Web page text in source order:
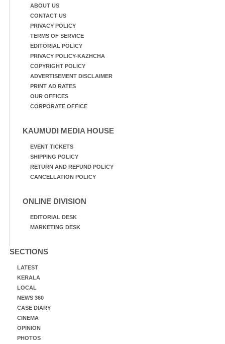
ABOUT US
CONTACT US
PRIVACY POLICY
TERMS OF SERVICE
EDITORIAL POLICY
PRIVACY POLICY-KAZHCHA
COPYRIGHT POLICY
ADVERTISEMENT DISCLAIMER
PRINT AD RATES
OUR OFFICES
CORPORATE OFFICE
KAUMUDI MEDIA HOUSE
EVENT TICKETS
SHIPPING POLICY
RETURN AND REFUND POLICY
CANCELLATION POLICY
ONLINE DIVISION
EDITORIAL DESK
MARKETING DESK
SECTIONS
LATEST
KERALA
LOCAL
NEWS 360
CASE DIARY
CINEMA
OPINION
PHOTOS